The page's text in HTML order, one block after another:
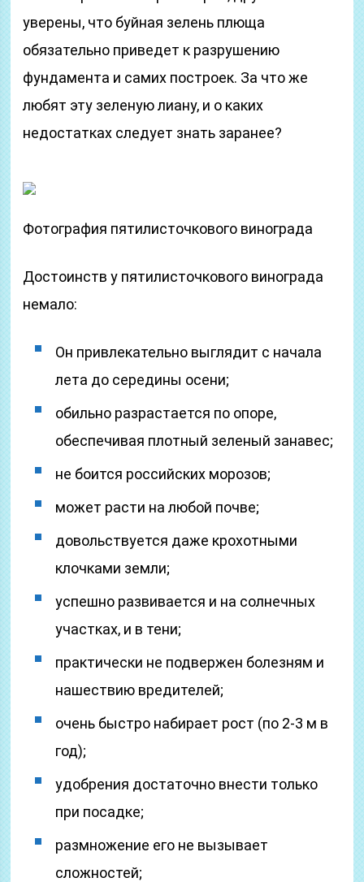
уверены, что буйная зелень плюща
обязательно приведет к разрушению
фундамента и самих построек. За что же
любят эту зеленую лиану, и о каких
недостатках следует знать заранее?
Фотография пятилисточкового винограда
Достоинств у пятилисточкового винограда
немало:
Он привлекательно выглядит с начала
лета до середины осени;
обильно разрастается по опоре,
обеспечивая плотный зеленый занавес;
не боится российских морозов;
может расти на любой почве;
довольствуется даже крохотными
клочками земли;
успешно развивается и на солнечных
участках, и в тени;
практически не подвержен болезням и
нашествию вредителей;
очень быстро набирает рост (по 2-3 м в
год);
удобрения достаточно внести только
при посадке;
размножение его не вызывает
сложностей;